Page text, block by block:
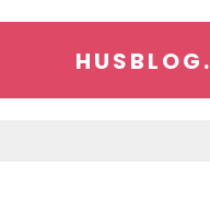
HUSBLOG.